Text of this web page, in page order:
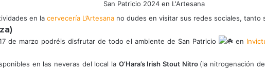
en la cervecería L’Artesana no dudes en visitar sus redes sociales, tanto
de marzo podréis disfrutar de todo el ambiente de San Patricio en
en las neveras del local la O’Hara’s Irish Stout Nitro (la nitrogenación